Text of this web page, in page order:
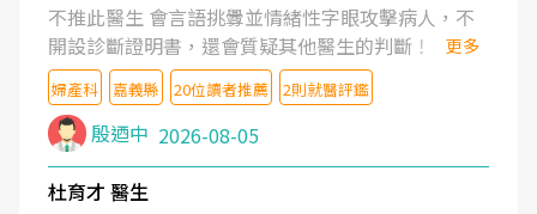
不推此醫生 會言語挑釁並情緒性字眼攻擊病人，不
開設診斷證明書，還會質疑其他醫生的判斷！
更多
婦產科 嘉義縣 20位讀者推薦 2則就醫評鑑
殷迺中 2026-08-05
杜育才 醫生